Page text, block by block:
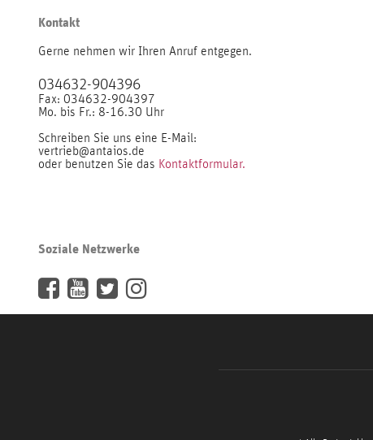
Kontakt
Gerne nehmen wir Ihren Anruf entgegen.
034632-904396
Fax: 034632-904397
Mo. bis Fr.: 8-16.30 Uhr
Schreiben Sie uns eine E-Mail:
vertrieb@antaios.de
oder benutzen Sie das Kontaktformular.
Soziale Netzwerke